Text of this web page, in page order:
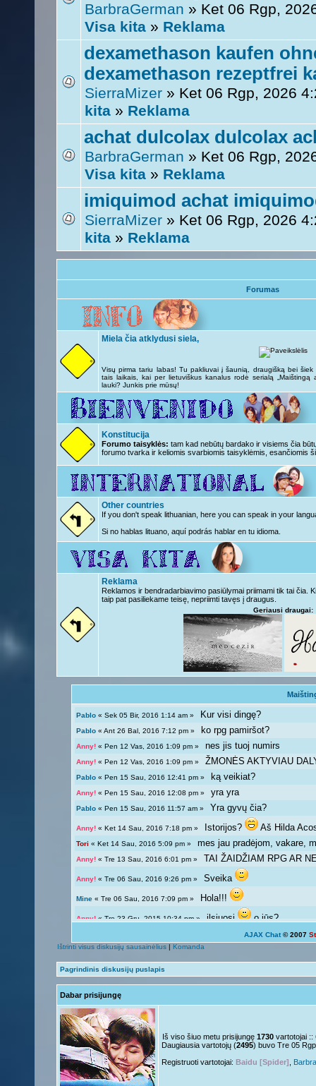
BarbraGerman » Ket 06 Rgp,
Visa kita » Reklama
dexamethason kaufen
dexamethason rezeptfrei
SierraMizer » Ket 06 Rgp, 2026
kita » Reklama
achat dulcolax dulcolax
BarbraGerman » Ket 06 Rgp,
Visa kita » Reklama
imiquimod achat
SierraMizer » Ket 06 Rgp, 2026
kita » Reklama
Forumas
Miela čia atklydusi siela,
Visų pirma tariu labas! Tu pakliuvai į šaunią, draugišką bei
tais laikais, kai per lietuviškus kanalus rodė serialą „Maištingą
lauki? Junkis prie mūsų!
Konstitucija
Forumo taisyklės: tam kad nebūtų bardako ir visiems čia
forumo tvarka ir keliomis svarbiomis taisyklėmis, esančiomis
Other countries
If you don't speak lithuanian, here you can speak in your
Si no hablas lituano, aquí podrás hablar en tu idioma.
Reklama
Reklamos ir bendradarbiavimo pasiūlymai priimami tik tai čia.
taip pat pasiliekame teisę, nepriimti tavęs į draugus.
Geriausi draugai:
Pablo « Sek 05 Bir, 2016 1:14 am » Kur visi dingę?
Pablo « Ant 26 Bal, 2016 7:12 pm » ko rpg pamiršot?
Anny! « Pen 12 Vas, 2016 1:09 pm »nes jis tuoj numirs
Anny! « Pen 12 Vas, 2016 1:09 pm »ŽMONĖS AKTYVIAU
Pablo « Pen 15 Sau, 2016 12:41 pm » ką veikiat?
Anny! « Pen 15 Sau, 2016 12:08 pm »yra yra
Pablo « Pen 15 Sau, 2016 11:57 am » Yra gyvų čia?
Anny! « Ket 14 Sau, 2016 7:18 pm » Istorijos? Aš Hilda
Tori « Ket 14 Sau, 2016 5:09 pm »mes jau pradėjom, vakare,
Anny! « Tre 13 Sau, 2016 6:01 pm » TAI ŽAIDŽIAM RPG AR
Anny! « Tre 06 Sau, 2016 9:26 pm »Sveika
Mine « Tre 06 Sau, 2016 7:09 pm » Hola!!!
Anny! « Tre 23 Gru, 2015 10:34 pm »ilsiuosi o jūs?
Ką veikiat?
Anny!« Sek 13 Rgs, 2015 9:54 pm »galima ir atsipalaiduoti
Giedryte.« Sek 13 Rgs, 2015 7:40 pm »
Anny!« Pir 07 Rgs, 2015 9:14 pm »
Giedryte.« Pir 07 Rgs, 2015 7:36 pm » Nelabai..
Anny!« Pen 04 Rgs, 2015 9:51 pm » o tu? Juk irgi
Giedryte.« Pen 04 Rgs, 2015 5:29 pm »
AJAX Chat © 2007
Ištrinti visus diskusijų sausainėlius | Komanda
Pagrindinis diskusijų puslapis
Dabar prisijungę
Iš viso šiuo metu prisijungę 1730 vartotojai ::
Daugiausia vartotojų (2495) buvo Tre 05
Registruoti vartotojai: Baidu [Spider]